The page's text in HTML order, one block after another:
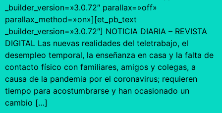
_builder_version=»3.0.72″ parallax=»off»
parallax_method=»on»][et_pb_text
_builder_version=»3.0.72″] NOTICIA DIARIA – REVISTA
DIGITAL Las nuevas realidades del teletrabajo, el
desempleo temporal, la enseñanza en casa y la falta de
contacto físico con familiares, amigos y colegas, a
causa de la pandemia por el coronavirus; requieren
tiempo para acostumbrarse y han ocasionado un
cambio […]